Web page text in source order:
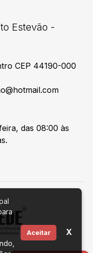
Estevão -
CEP 44190-000
das 08:00 às
Aceitar X